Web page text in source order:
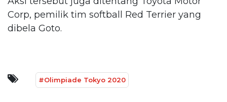
Corp, pemilik tim softball Red Terrier yang
dibela Goto.
#Olimpiade Tokyo 2020